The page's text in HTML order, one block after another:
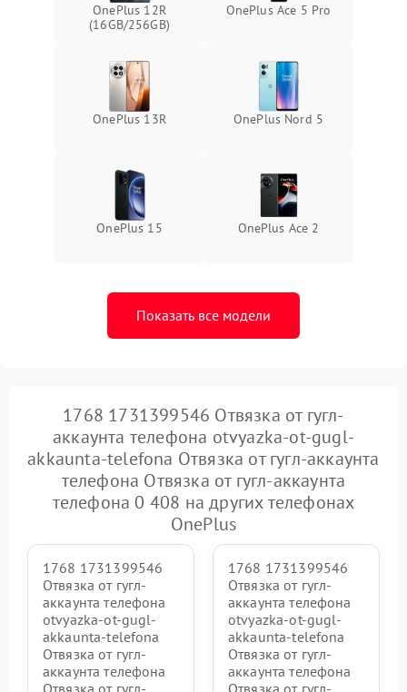
OnePlus 12R
(16GB/256GB)
OnePlus Ace 5 Pro
OnePlus 13R OnePlus Nord 5
OnePlus 15 OnePlus Ace 2
Показать все модели
1768 1731399546 Отвязка от гугл-
аккаунта телефона otvyazka-ot-gugl-
akkaunta-telefona Отвязка от гугл-аккаунта
телефона Отвязка от гугл-аккаунта
телефона 0 408 на других телефонах
OnePlus
1768 1731399546
Отвязка от гугл-
аккаунта телефона
otvyazka-ot-gugl-
akkaunta-telefona
Отвязка от гугл-
аккаунта телефона
Отвязка от гугл-
1768 1731399546
Отвязка от гугл-
аккаунта телефона
otvyazka-ot-gugl-
akkaunta-telefona
Отвязка от гугл-
аккаунта телефона
Отвязка от гугл-